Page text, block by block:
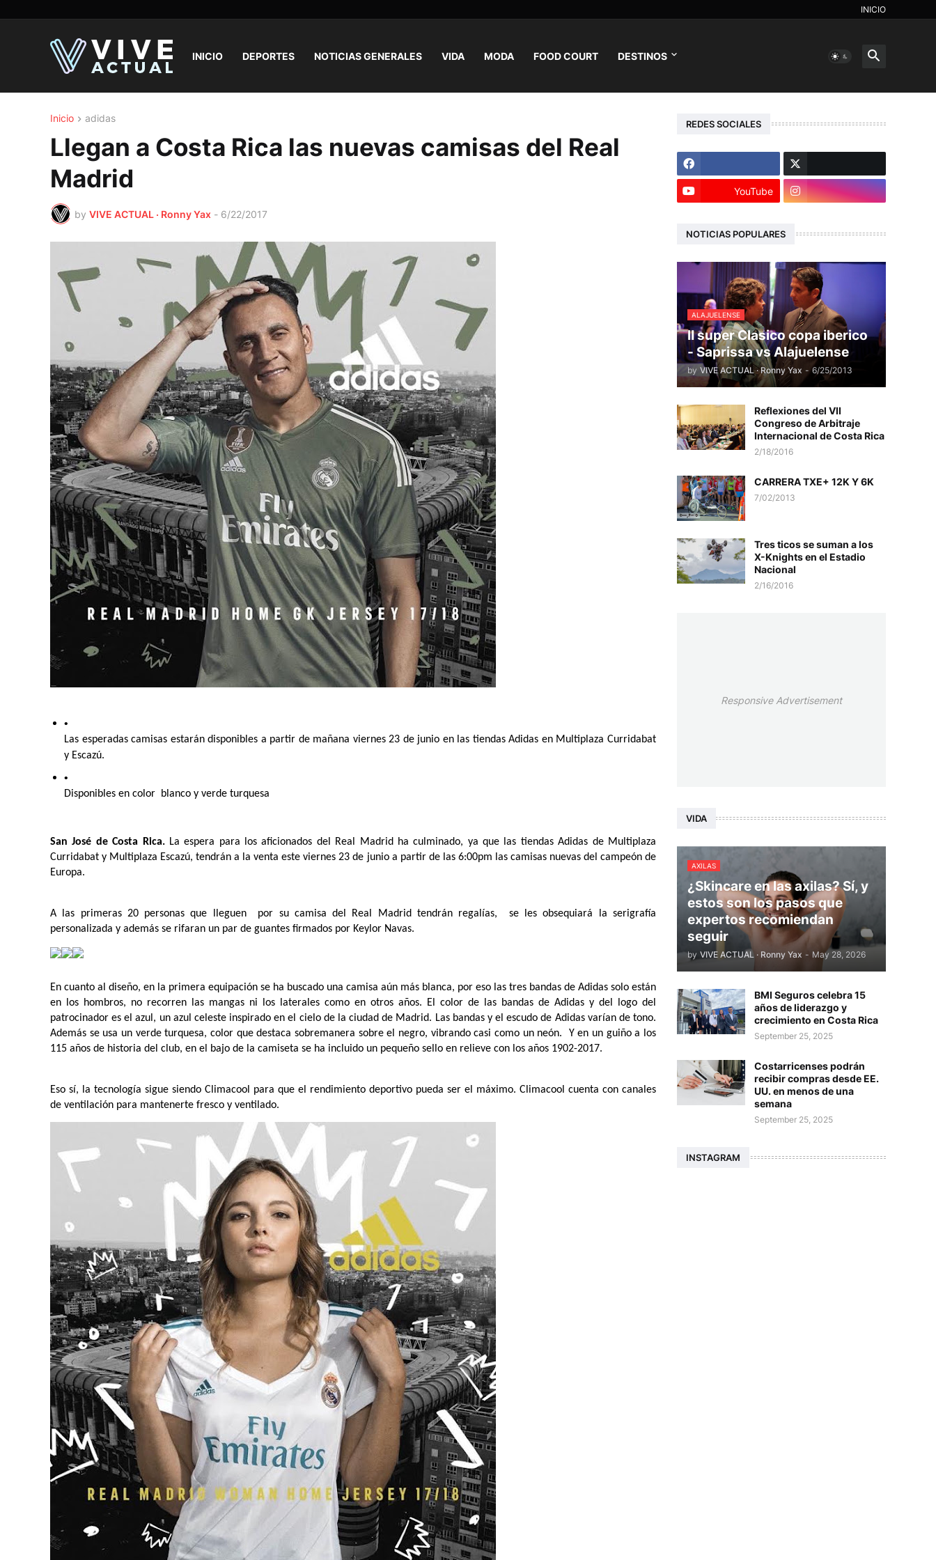
INICIO
INICIO DEPORTES NOTICIAS GENERALES VIDA MODA FOOD COURT DESTINOS
Inicio adidas
Llegan a Costa Rica las nuevas camisas del Real
Madrid
by VIVE ACTUAL · Ronny Yax - 6/22/2017
Las esperadas camisas estarán disponibles a partir de mañana viernes 23 de junio en las tiendas Adidas en Multiplaza Curridabat
y Escazú.
Disponibles en color  blanco y verde turquesa
San José de Costa Rica. La espera para los aficionados del Real Madrid ha culminado, ya que las tiendas Adidas de Multiplaza
Curridabat y Multiplaza Escazú, tendrán a la venta este viernes 23 de junio a partir de las 6:00pm las camisas nuevas del campeón de
Europa.
A las primeras 20 personas que lleguen  por su camisa del Real Madrid tendrán regalías,  se les obsequiará la serigrafía
personalizada y además se rifaran un par de guantes firmados por Keylor Navas.
En cuanto al diseño, en la primera equipación se ha buscado una camisa aún más blanca, por eso las tres bandas de Adidas solo están
en los hombros, no recorren las mangas ni los laterales como en otros años. El color de las bandas de Adidas y del logo del
patrocinador es el azul, un azul celeste inspirado en el cielo de la ciudad de Madrid. Las bandas y el escudo de Adidas varían de tono.
Además se usa un verde turquesa, color que destaca sobremanera sobre el negro, vibrando casi como un neón.  Y en un guiño a los
115 años de historia del club, en el bajo de la camiseta se ha incluido un pequeño sello en relieve con los años 1902-2017.
Eso sí, la tecnología sigue siendo Climacool para que el rendimiento deportivo pueda ser el máximo. Climacool cuenta con canales
de ventilación para mantenerte fresco y ventilado.
REDES SOCIALES
YouTube
NOTICIAS POPULARES
ALAJUELENSE
II super Clasico copa iberico
- Saprissa vs Alajuelense
by VIVE ACTUAL · Ronny Yax - 6/25/2013
Reflexiones del VII
Congreso de Arbitraje
Internacional de Costa Rica
2/18/2016
CARRERA TXE+ 12K Y 6K
7/02/2013
Tres ticos se suman a los
X-Knights en el Estadio
Nacional
2/16/2016
Responsive Advertisement
VIDA
AXILAS
¿Skincare en las axilas? Sí, y
estos son los pasos que
expertos recomiendan
seguir
by VIVE ACTUAL · Ronny Yax - May 28, 2026
BMI Seguros celebra 15
años de liderazgo y
crecimiento en Costa Rica
September 25, 2025
Costarricenses podrán
recibir compras desde EE.
UU. en menos de una
semana
September 25, 2025
INSTAGRAM